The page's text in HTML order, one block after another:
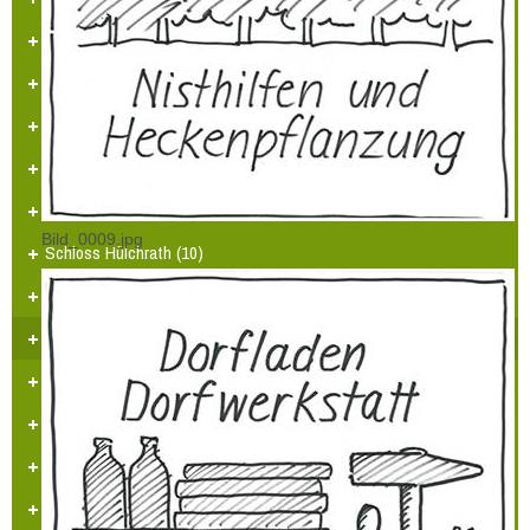
Bild_0009.jpg
Alter Jüdischer Friedhof (5)
Ehemaliges Pfarrhaus (6)
Ehemaliges Bauernhaus (7)
Ehemaliges Bauernhaus Herzogstr. (8)
„Ehemalige DORFSCHUSTEREI“ (9)
Schloss Hülchrath (10)
Ehemaliges Amtmannshaus (12)
Kurfürstliches Beamtenhaus (13)
Ehemaliges Bürgerhaus (14)
„Ehemalige Hofanlage“ (15)
„Ehemaliges Zollhaus“ (16)
Ehemaliges Bürgermeisterhaus (17)